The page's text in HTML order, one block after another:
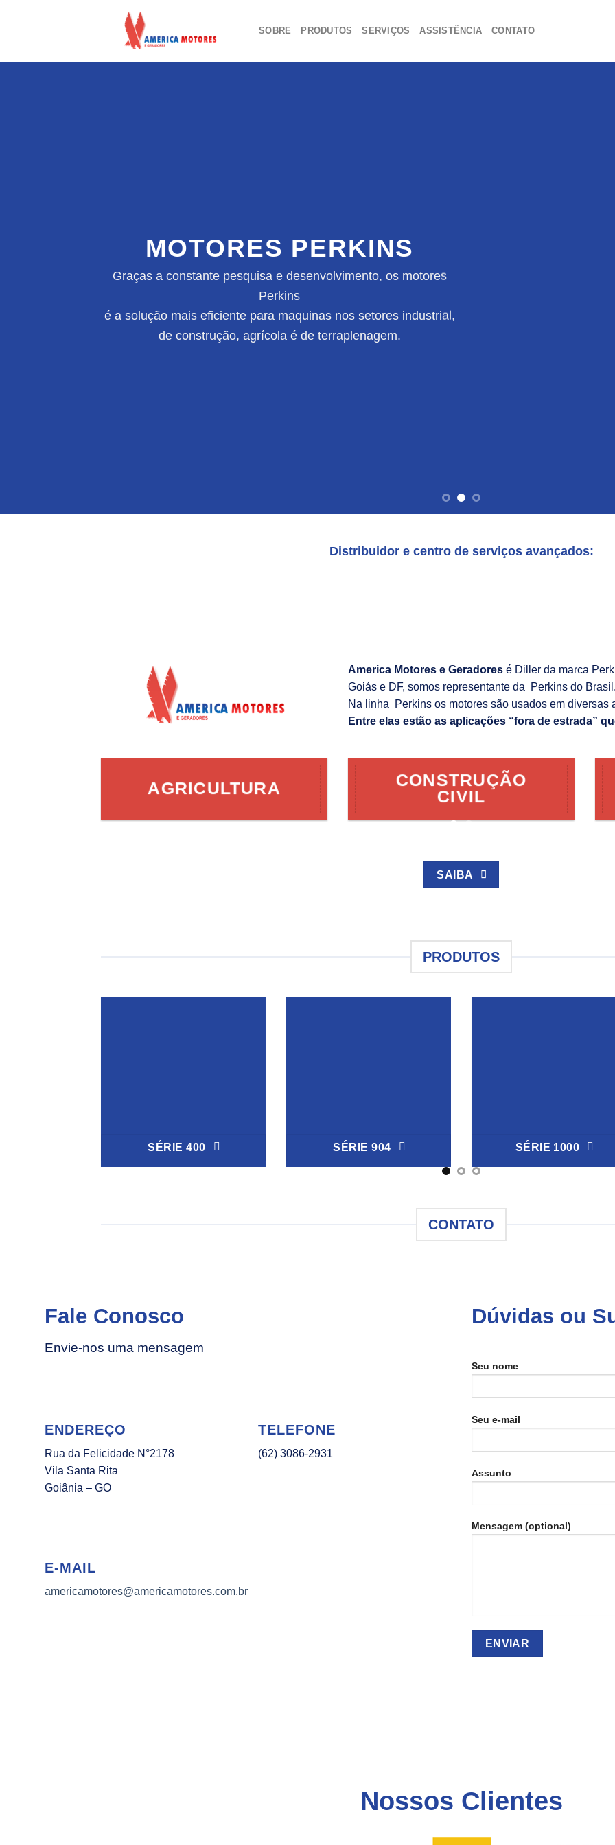
SOBRE PRODUTOS SERVIÇOS ASSISTÊNCIA CONTATO
MOTORES PERKINS
Graças a constante pesquisa e desenvolvimento, os motores
Perkins
é a solução mais eficiente para maquinas nos setores industrial,
de construção, agrícola é de terraplenagem.
Distribuidor e centro de serviços avançados:
America Motores e Geradores é Diller da marca
Goiás e DF, somos representante da Perkins do Brasil.
Na linha Perkins os motores são usados em diversas
Entre elas estão as aplicações “fora de estrada”
AGRICULTURA
CONSTRUÇÃO
CIVIL
SAIBA
PRODUTOS
SÉRIE 400 SÉRIE 904 SÉRIE 1000
CONTATO
Fale Conosco
Envie-nos uma mensagem
ENDEREÇO
Rua da Felicidade N°2178
Vila Santa Rita
Goiânia – GO
TELEFONE
(62) 3086-2931
E-MAIL
americamotores@americamotores.com.br
Dúvidas ou
Seu nome
Seu e-mail
Assunto
Mensagem (optional)
Nossos Clientes